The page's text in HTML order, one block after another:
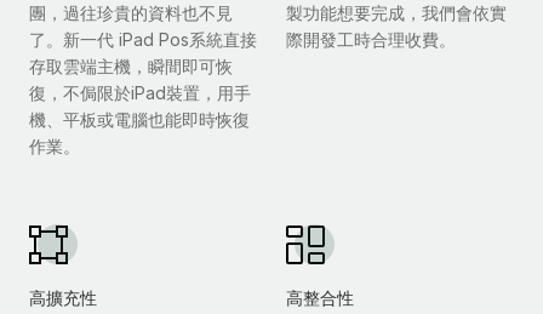
團，過往珍貴的資料也不見
了。新一代 iPad Pos系統直接
存取雲端主機，瞬間即可恢
復，不侷限於iPad裝置，用手
機、平板或電腦也能即時恢復
作業。
製功能想要完成，我們會依實
際開發工時合理收費。
高擴充性
高整合性